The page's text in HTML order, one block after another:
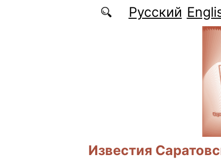
Перейти к основному содержаниюРусский
Известия